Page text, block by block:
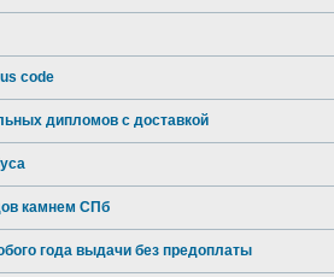
code
дипломов с доставкой
камнем СПб
года выдачи без предоплаты